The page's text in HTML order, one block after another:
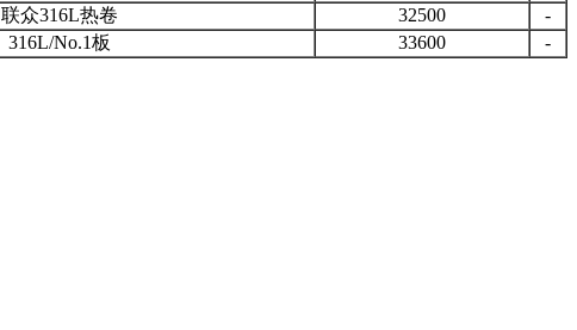
联众316L热卷 32500
-
316L/No.1板 33600
-